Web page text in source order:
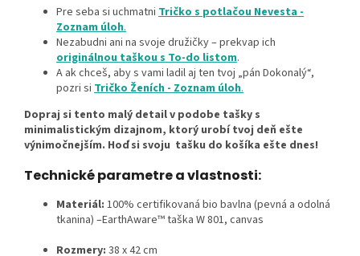
Pre seba si uchmatni Tričko s potlačou Nevesta -
Zoznam úloh.
Nezabudni ani na svoje družičky – prekvap ich
originálnou taškou s To-do listom.
A ak chceš, aby s vami ladil aj ten tvoj „pán Dokonalý“,
pozri si Tričko Ženích - Zoznam úloh.
Dopraj si tento malý detail v podobe tašky s
minimalistickým dizajnom, ktorý urobí tvoj deň ešte
výnimočnejším. Hoď si svoju tašku do košíka ešte dnes!
Technické parametre a vlastnosti:
Materiál: 100% certifikovaná bio bavlna (pevná a odolná
tkanina) –EarthAware™ taška W 801, canvas
Rozmery: 38 x 42 cm